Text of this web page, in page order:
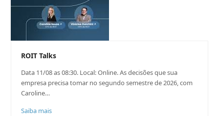
ROIT Talks
Data 11/08 as 08:30. Local: Online. As decisões que sua
empresa precisa tomar no segundo semestre de 2026, com
Caroline…
Saiba mais